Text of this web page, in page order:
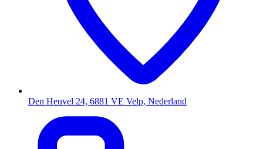
Den Heuvel 24, 6881 VE Velp, Nederland